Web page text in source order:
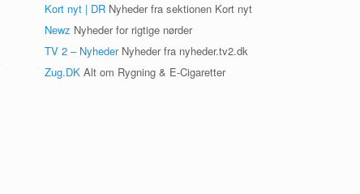
Kort nyt | DR Nyheder fra sektionen Kort nyt
Newz Nyheder for rigtige nørder
TV 2 – NyhederNyheder fra nyheder.tv2.dk
Zug.DK Alt om Rygning & E-Cigaretter